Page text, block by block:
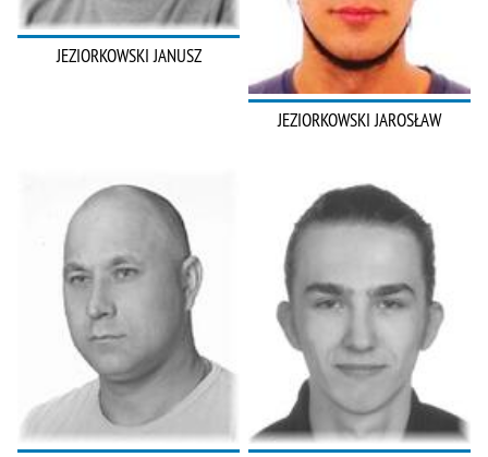
JEZIORKOWSKI JANUSZ
JEZIORKOWSKI JAROSŁAW